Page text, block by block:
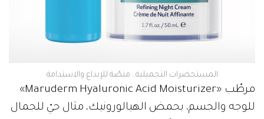
المستحضرات التجميلية.. منصّة للإبداع والاستدامة
مرطّب «Maruderm Hyaluronic Acid Moisturizer»
للوجه والجسم، بحمض الهيالورونيك، مثال حيّ للجمال